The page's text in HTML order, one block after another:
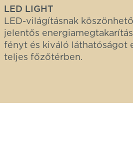
LED LIGHT
LED-világításnak
jelentős
fényt és kiváló láthatóságot
teljes főzőtérben.